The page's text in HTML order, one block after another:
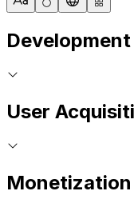
Development
User
Monetization